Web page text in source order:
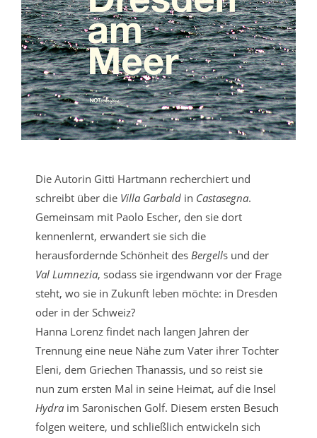
Die Autorin Gitti Hartmann recherchiert und
schreibt über die Villa Garbald in Castasegna.
Gemeinsam mit Paolo Escher, den sie dort
kennenlernt, erwandert sie sich die
herausfordernde Schönheit des Bergells und der
Val Lumnezia, sodass sie irgendwann vor der Frage
steht, wo sie in Zukunft leben möchte: in Dresden
oder in der Schweiz?
Hanna Lorenz findet nach langen Jahren der
Trennung eine neue Nähe zum Vater ihrer Tochter
Eleni, dem Griechen Thanassis, und so reist sie
nun zum ersten Mal in seine Heimat, auf die Insel
Hydra im Saronischen Golf. Diesem ersten Besuch
folgen weitere, und schließlich entwickeln sich